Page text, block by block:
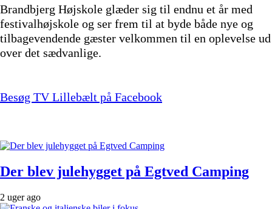
Brandbjerg Højskole glæder sig til endnu et år med
festivalhøjskole og ser frem til at byde både nye og
tilbagevendende gæster velkommen til en oplevelse ud
over det sædvanlige.
Besøg TV Lillebælt på Facebook
Der blev julehygget på Egtved Camping
2 uger ago